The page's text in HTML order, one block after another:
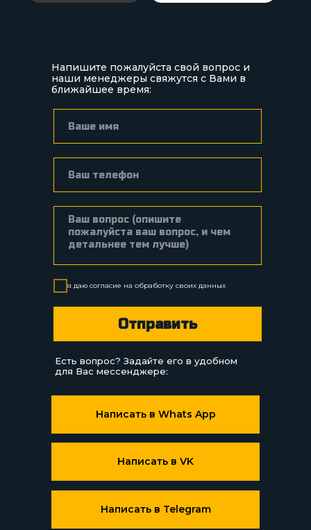
я даю согласие на обработку своих данных
Отправить
Есть вопрос? Задайте его в удобном
для Вас мессенджере:
Напишите пожалуйста свой вопрос и
наши менеджеры свяжутся с Вами в
ближайшее время:
Написать в Whats App
Написать в Telegram
Написать в VK